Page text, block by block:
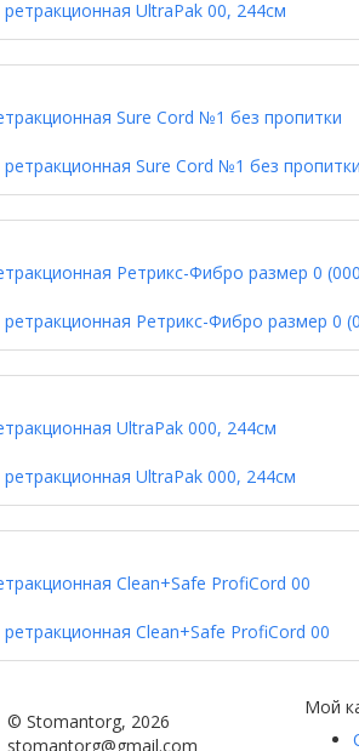
Sure Cord №1 без пропитки
Ретрикс-Фибро размер 0
UltraPak 000, 244см
Clean+Safe ProfiCord 00
© Stomantorg, 2026
stomantorg@gmail.com
Мой